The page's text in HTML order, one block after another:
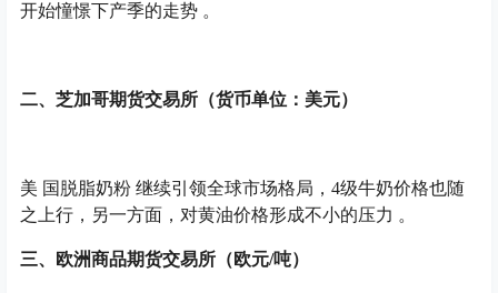
开始憧憬下产季的走势 。
二、芝加哥期货交易所（货币单位：美元）
美 国脱脂奶粉 继续引领全球市场格局，4级牛奶价格也随
之上行，另一方面，对黄油价格形成不小的压力 。
三、欧洲商品期货交易所（欧元/吨）